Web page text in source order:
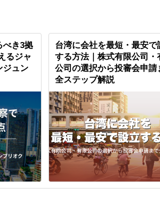
べき3拠
るジャ
ジュン
台湾に会社を最短・最安で
する方法｜株式有限公司・
公司の選択から投審会申請
全ステップ解説